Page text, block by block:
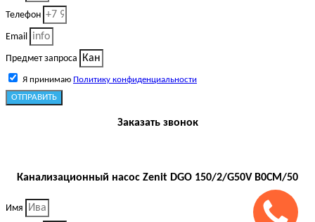
Телефон
Email
Предмет запроса
Я принимаю Политику конфиденциальности
ОТПРАВИТЬ
Заказать звонок
Канализационный насос Zenit DGO 150/2/G50V B0CM/50
Имя